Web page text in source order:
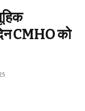
CMHO को